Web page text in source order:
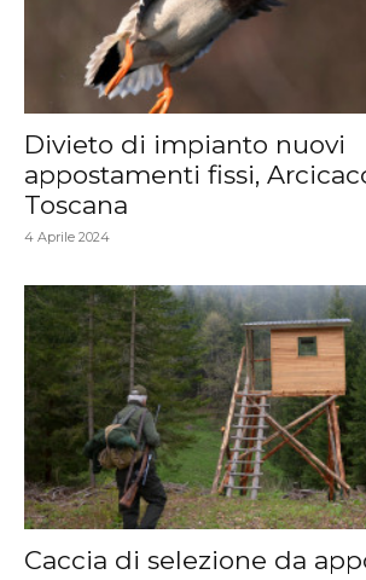
Divieto di impianto nuovi
appostamenti fissi,
Toscana
4 Aprile 2024
Caccia di selezione da